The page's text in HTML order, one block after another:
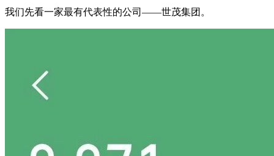
我们先看一家最有代表性的公司——世茂集团。